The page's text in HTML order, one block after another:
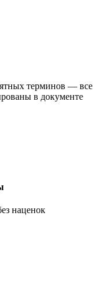
терминов — все
в документе
наценок